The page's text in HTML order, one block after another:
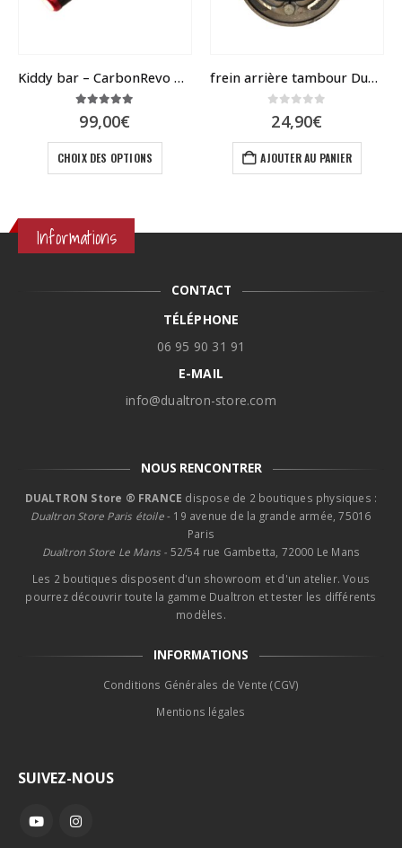
Kiddy bar – CarbonRevo pour toutes dualtron
99,00€
CHOIX DES OPTIONS
Ce produit a plusieurs variations. Les options peuvent être choisies sur la page du produit
frein arrière tambour Dualtron Mini, Togo, POP
24,90€
AJOUTER AU PANIER
Informations
CONTACT
TÉLÉPHONE
06 95 90 31 91
E-MAIL
info@dualtron-store.com
NOUS RENCONTRER
DUALTRON Store ® FRANCE dispose de 2 boutiques physiques :
Dualtron Store Paris étoile- 19 avenue de la grande armée, 75016
Paris
Dualtron Store Le Mans - 52/54 rue Gambetta, 72000 Le Mans
Les 2 boutiques disposent d'un showroom et d'un atelier. Vous
pourrez découvrir toute la gamme Dualtron et tester les différents
modèles.
INFORMATIONS
Conditions Générales de Vente (CGV)
Mentions légales
SUIVEZ-NOUS